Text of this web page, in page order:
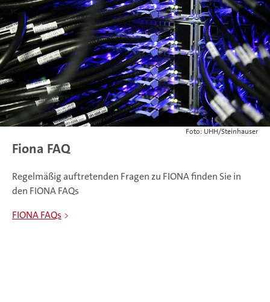
Foto: UHH/Steinhauser
Fiona FAQ
Regelmäßig auftretenden Fragen zu FIONA finden Sie in
den FIONA FAQs
FIONA FAQs